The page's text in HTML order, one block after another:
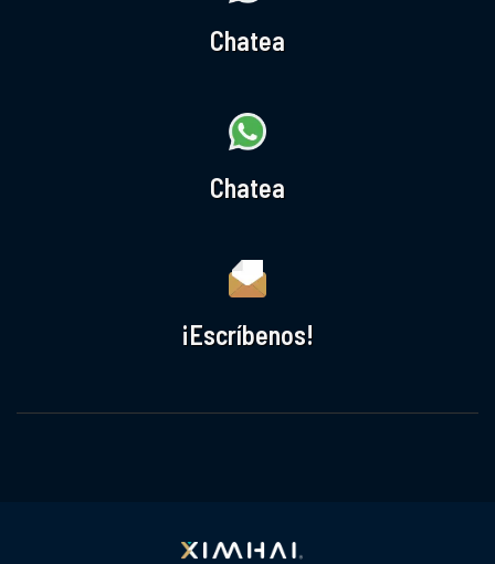
Chatea
Chatea
¡Escríbenos!